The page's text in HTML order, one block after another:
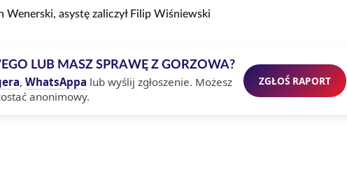
asystę zaliczył Filip Wiśniewski
LUB MASZ SPRAWĘ Z GORZOWA?
, WhatsAppa lub wyślij zgłoszenie. Możesz
anonimowy.
ZGŁOŚ RAPORT